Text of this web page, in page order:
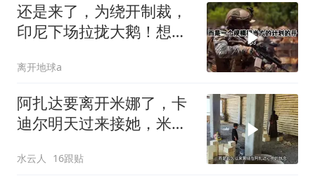
还是来了，为绕开制裁，
印尼下场拉拢大鹅！想让
离开地球a
阿扎达要离开米娜了，卡
迪尔明天过来接她，米娜
水云人 16跟贴